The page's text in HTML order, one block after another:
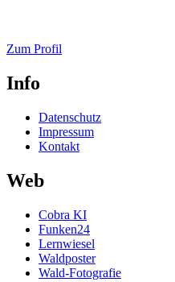
Zum Profil
Info
Datenschutz
Impressum
Kontakt
Web
Cobra KI
Funken24
Lernwiesel
Waldposter
Wald-Fotografie